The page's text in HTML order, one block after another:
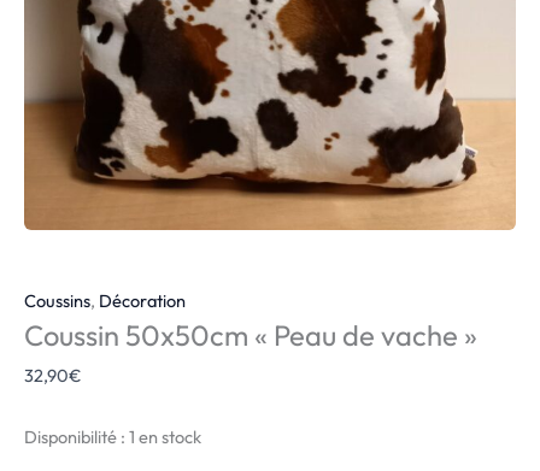
Coussins, Décoration
Coussin 50x50cm « Peau de vache »
32,90€
Disponibilité : 1 en stock